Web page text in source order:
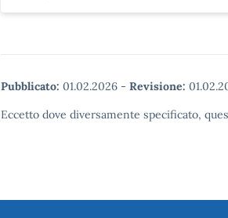
Pubblicato: 01.02.2026 - Revisione:
Eccetto dove diversamente specificato,